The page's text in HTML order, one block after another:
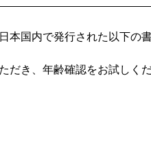
本国内で発行された以下の
だき、年齢確認をお試しく